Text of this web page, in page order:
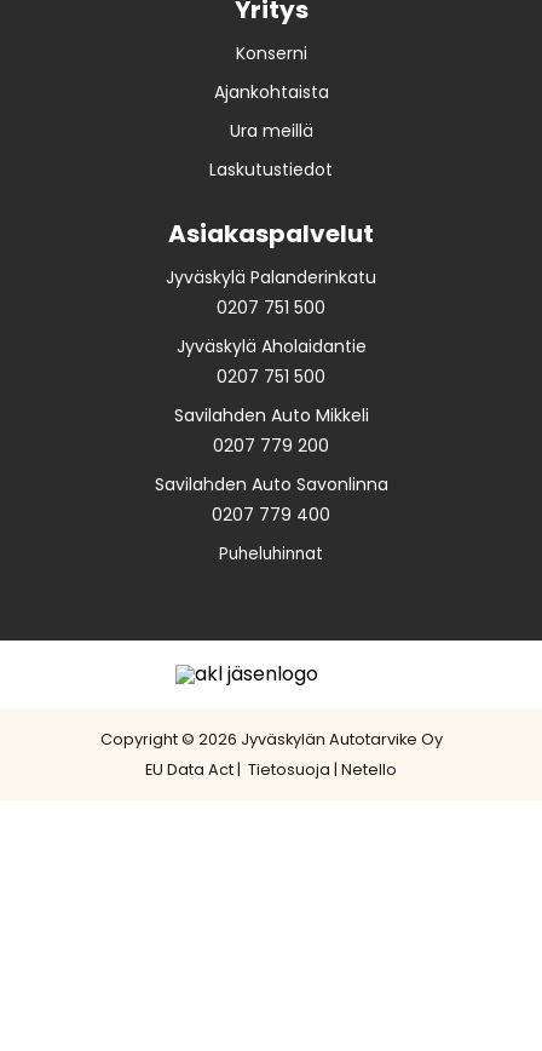
Yritys
Konserni
Ajankohtaista
Ura meillä
Laskutustiedot
Asiakaspalvelut
Jyväskylä Palanderinkatu
0207 751 500
Jyväskylä Aholaidantie
0207 751 500
Savilahden Auto Mikkeli
0207 779 200
Savilahden Auto Savonlinna
0207 779 400
Puheluhinnat
Copyright © 2026 Jyväskylän Autotarvike Oy
EU Data Act | Tietosuoja | Netello